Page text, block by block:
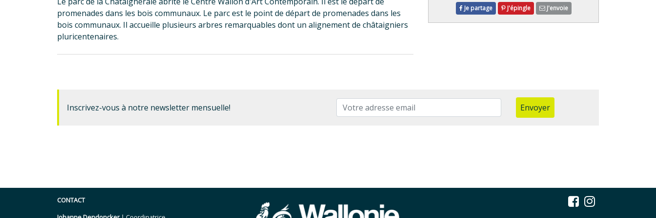
promenades dans les bois communaux. Le parc est le point de départ de promenades dans les
bois communaux. Il accueille plusieurs arbres remarquables dont un alignement de châtaigniers
pluricentenaires.
Je partage J'épingle J'envoie
Inscrivez-vous à notre newsletter mensuelle! Envoyer
CONTACT